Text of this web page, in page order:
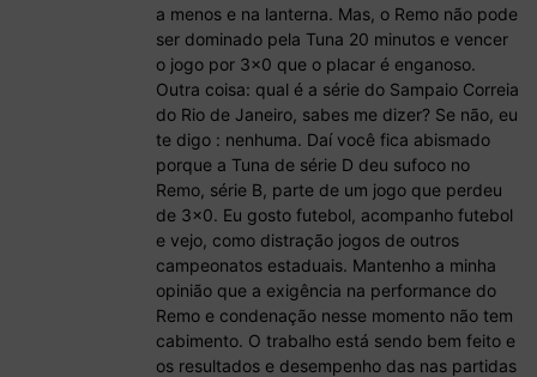
a menos e na lanterna. Mas, o Remo não pode
ser dominado pela Tuna 20 minutos e vencer
o jogo por 3×0 que o placar é enganoso.
Outra coisa: qual é a série do Sampaio Correia
do Rio de Janeiro, sabes me dizer? Se não, eu
te digo : nenhuma. Daí você fica abismado
porque a Tuna de série D deu sufoco no
Remo, série B, parte de um jogo que perdeu
de 3×0. Eu gosto futebol, acompanho futebol
e vejo, como distração jogos de outros
campeonatos estaduais. Mantenho a minha
opinião que a exigência na performance do
Remo e condenação nesse momento não tem
cabimento. O trabalho está sendo bem feito e
os resultados e desempenho das nas partidas